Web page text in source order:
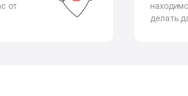
от
делать